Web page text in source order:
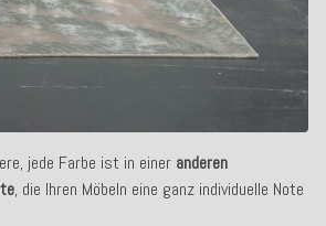
jede Farbe ist in einer anderen
, die Ihren Möbeln eine ganz individuelle Note